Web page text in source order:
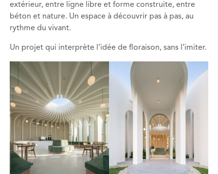
extérieur, entre ligne libre et forme construite, entre
béton et nature. Un espace à découvrir pas à pas, au
rythme du vivant.
Un projet qui interprète l’idée de floraison, sans l’imiter.